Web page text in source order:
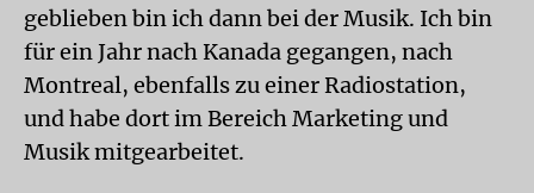
geblieben bin ich dann bei der Musik. Ich bin
für ein Jahr nach Kanada gegangen, nach
Montreal, ebenfalls zu einer Radiostation,
und habe dort im Bereich Marketing und
Musik mitgearbeitet.